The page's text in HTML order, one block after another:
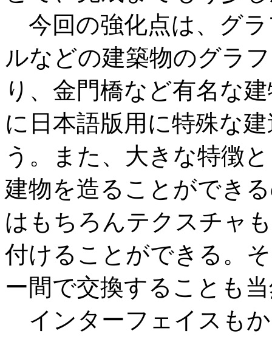
今回の強化点は、グ
ルなどの建築物のグラ
り、金門橋など有名な
に日本語版用に特殊な
う。また、大きな特徴
建物を造ることができ
はもちろんテクスチャ
付けることができる。
ー間で交換することも
インターフェイスも